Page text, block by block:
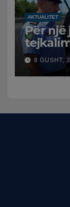
AKTUALITET
Për një
trafikut
8 GUSHT,